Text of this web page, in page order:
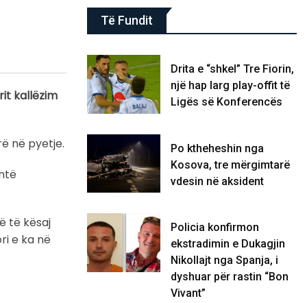
kallëzim
në pyetje.
të kësaj
e ka në
Të Fundit
Drita e “shkel” Tre Fiorin,
një hap larg play-offit të
Ligës së Konferencës
Po ktheheshin nga
Kosova, tre mërgimtarë
vdesin në aksident
Policia konfirmon
ekstradimin e Dukagjin
Nikollajt nga Spanja, i
dyshuar për rastin “Bon
Vivant”